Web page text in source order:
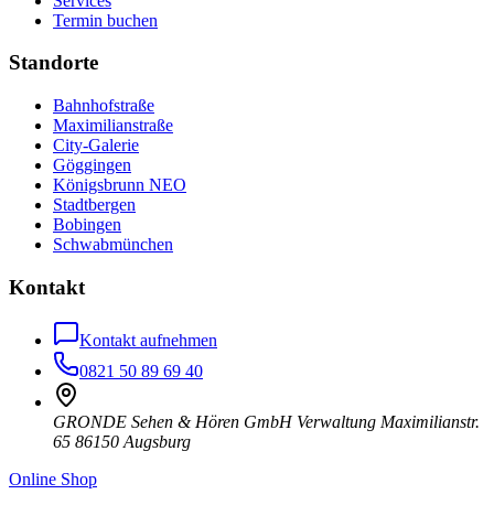
Termin buchen
Standorte
Bahnhofstraße
Maximilianstraße
City-Galerie
Göggingen
Königsbrunn NEO
Stadtbergen
Bobingen
Schwabmünchen
Kontakt
Kontakt aufnehmen
0821 50 89 69 40
GRONDE Sehen & Hören GmbH Verwaltung Maximilianstr.
65 86150 Augsburg
Online Shop